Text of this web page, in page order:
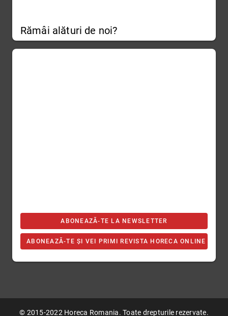
Rămâi alături de noi?
ABONEAZĂ-TE LA NEWSLETTER
ABONEAZĂ-TE ȘI VEI PRIMI REVISTA HORECA ONLINE
© 2015-2022 Horeca Romania. Toate drepturile rezervate.